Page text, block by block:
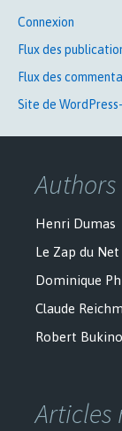
Connexion
Flux des
Flux des
Site de
Authors
Henri Dumas
Le Zap du Net
Dominique
Claude
Robert
Articles